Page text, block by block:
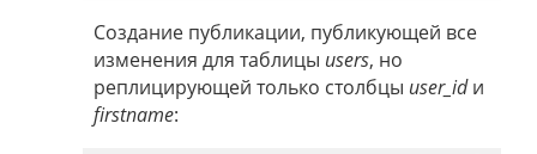
Создание публикации, публикующей все
изменения для таблицы users, но
реплицирующей только столбцы user_idи
firstname: